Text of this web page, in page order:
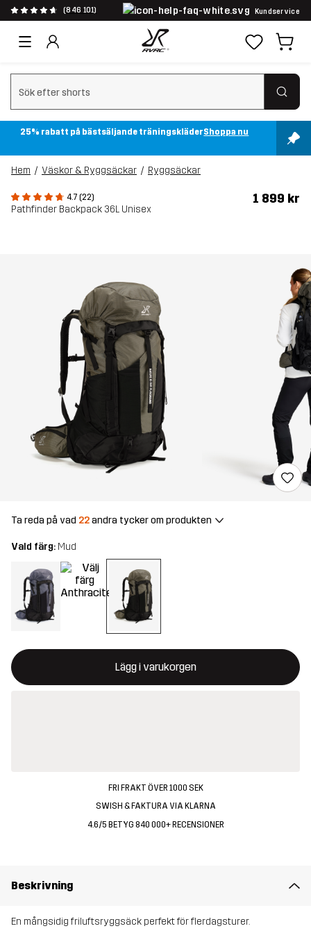
(846 101) Kundservice
Rensa sök
25% rabatt på bästsäljande träningskläderShoppa nu
Hem Väskor & Ryggsäckar Ryggsäckar
4.7 (22)
Pathfinder Backpack 36L Unisex
1 899 kr
Ta reda på vad 22andra tycker om produkten
Vald färg: Mud
Lägg i varukorgen
Denna knapp kommer att öppna en modal som bekräftar en ny
{{size}} inte tillgänglig
FRI FRAKT ÖVER 1000 SEK
SWISH & FAKTURA VIA KLARNA
4.6/5 BETYG 840 000+ RECENSIONER
Beskrivning
En mångsidig friluftsryggsäck perfekt för flerdagsturer.